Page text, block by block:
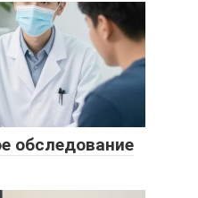
обследование